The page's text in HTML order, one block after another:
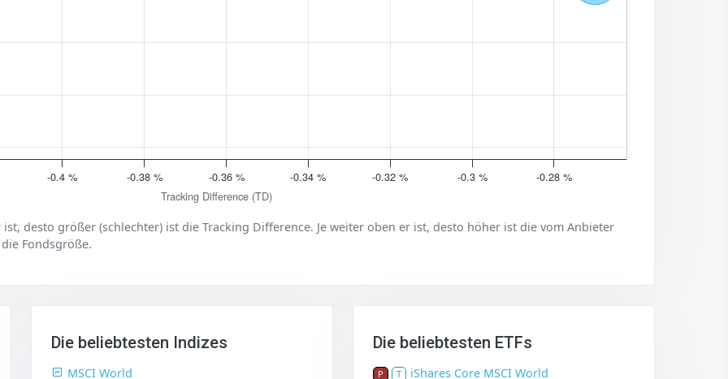
Tracking Difference (TD)
-0.4 % -0.38 % -0.36 % -0.34 % -0.32 % -0.3 % -0.28 %
ist, desto größer (schlechter) ist die Tracking Difference. Je weiter oben er ist, desto höher ist die vom Anbieter
Fondsgröße.
Die beliebtesten Indizes
MSCI World
Die beliebtesten ETFs
P T iShares Core MSCI World